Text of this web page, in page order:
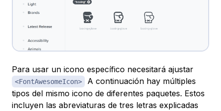
Para usar un icono específico necesitará ajustar
<FontAwesomeIcon>
A continuación hay múltiples
tipos del mismo icono de diferentes paquetes. Estos
incluyen las abreviaturas de tres letras explicadas